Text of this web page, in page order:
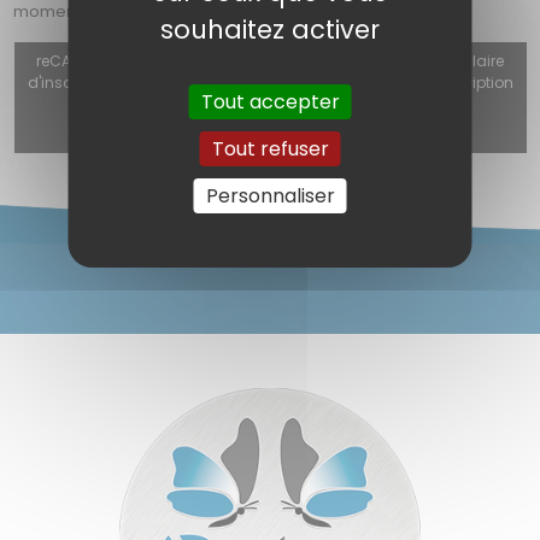
moment, les nouveautés et nos actualités.
reCAPTCHA v3 (Autorisation obligatoire pour utiliser le formulaire
d'inscription, le formulaire de contact ou le formulaire d'inscription
à la newsletter) est désactivé. Autoriser
souhaitez activer
Tout accepter
Tout refuser
Personnaliser